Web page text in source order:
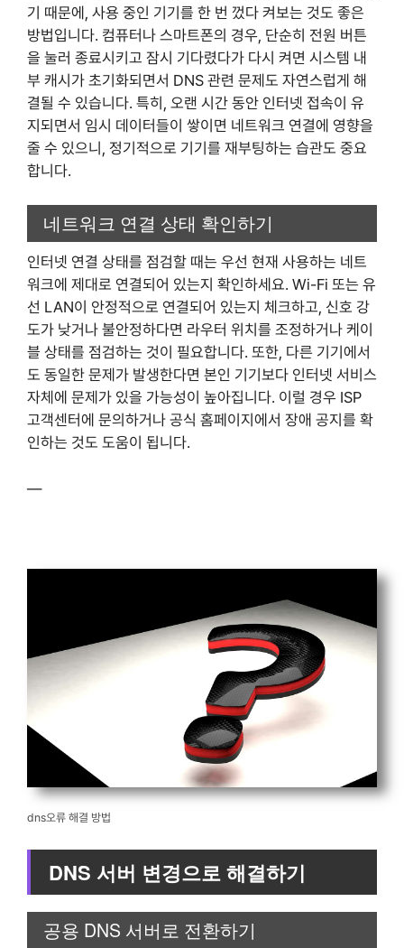
기 때문에, 사용 중인 기기를 한 번 껐다 켜보는 것도 좋은
방법입니다. 컴퓨터나 스마트폰의 경우, 단순히 전원 버튼
을 눌러 종료시키고 잠시 기다렸다가 다시 켜면 시스템 내
부 캐시가 초기화되면서 DNS 관련 문제도 자연스럽게 해
결될 수 있습니다. 특히, 오랜 시간 동안 인터넷 접속이 유
지되면서 임시 데이터들이 쌓이면 네트워크 연결에 영향을
줄 수 있으니, 정기적으로 기기를 재부팅하는 습관도 중요
합니다.
네트워크 연결 상태 확인하기
인터넷 연결 상태를 점검할 때는 우선 현재 사용하는 네트
워크에 제대로 연결되어 있는지 확인하세요. Wi-Fi 또는 유
선 LAN이 안정적으로 연결되어 있는지 체크하고, 신호 강
도가 낮거나 불안정하다면 라우터 위치를 조정하거나 케이
블 상태를 점검하는 것이 필요합니다. 또한, 다른 기기에서
도 동일한 문제가 발생한다면 본인 기기보다 인터넷 서비스
자체에 문제가 있을 가능성이 높아집니다. 이럴 경우 ISP
고객센터에 문의하거나 공식 홈페이지에서 장애 공지를 확
인하는 것도 도움이 됩니다.
—
dns오류 해결 방법
DNS 서버 변경으로 해결하기
공용 DNS 서버로 전환하기